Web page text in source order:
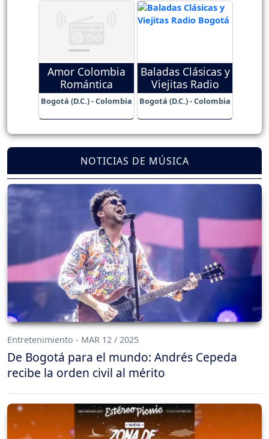
Amor Colombia
Romántica
Bogotá (D.C.) - Colombia
Baladas Clásicas y
Viejitas Radio
Bogotá (D.C.) - Colombia
NOTICIAS DE MÚSICA
Entretenimiento - MAR 12 / 2025
De Bogotá para el mundo: Andrés Cepeda
recibe la orden civil al mérito